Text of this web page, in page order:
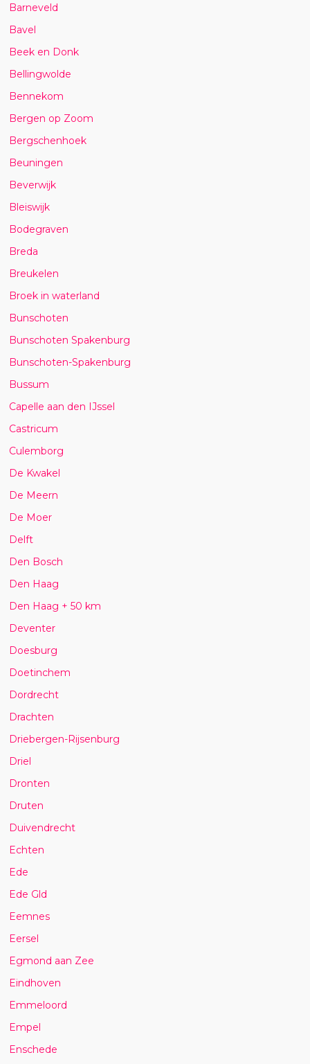
Barneveld
Bavel
Beek en Donk
Bellingwolde
Bennekom
Bergen op Zoom
Bergschenhoek
Beuningen
Beverwijk
Bleiswijk
Bodegraven
Breda
Breukelen
Broek in waterland
Bunschoten
Bunschoten Spakenburg
Bunschoten-Spakenburg
Bussum
Capelle aan den IJssel
Castricum
Culemborg
De Kwakel
De Meern
De Moer
Delft
Den Bosch
Den Haag
Den Haag + 50 km
Deventer
Doesburg
Doetinchem
Dordrecht
Drachten
Driebergen-Rijsenburg
Driel
Dronten
Druten
Duivendrecht
Echten
Ede
Ede Gld
Eemnes
Eersel
Egmond aan Zee
Eindhoven
Emmeloord
Empel
Enschede